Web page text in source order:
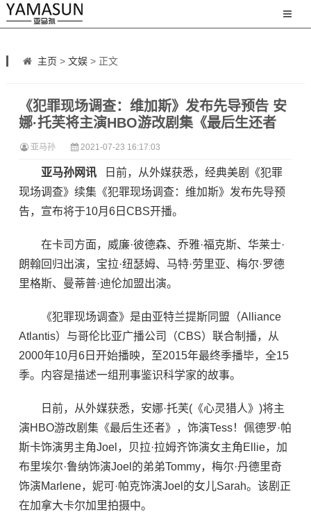
主页 > 文娱> 正文
《犯罪现场调查：维加斯》发布先导预告 安
娜·托芙将主演HBO游改剧集《最后生还者
亚马孙 2021-07-23 16:17:03
亚马孙网讯
日前，从外媒获悉，经典美剧《犯罪
现场调查》续集《犯罪现场调查：维加斯》发布先导预
告，宣布将于10月6日CBS开播。
在卡司方面，威廉·彼德森、乔雅·福克斯、华莱士·
朗翰回归出演，宝拉·纽瑟姆、马特·劳里亚、梅尔·罗德
里格斯、曼蒂普·迪伦加盟出演。
《犯罪现场调查》是由亚特兰提斯同盟（Alliance
Atlantis）与哥伦比亚广播公司（CBS）联合制播，从
2000年10月6日开始播映，至2015年最终季播毕，全15
季。内容是描述一组刑事鉴识科学家的故事。
日前，从外媒获悉，安娜·托芙(《心灵猎人》)将主
演HBO游改剧集《最后生还者》，饰演Tess！佩德罗·帕
斯卡饰演男主角Joel，贝拉·拉姆齐饰演女主角Ellie，加
布里埃尔·鲁纳饰演Joel的弟弟Tommy，梅尔·丹德里奇
饰演Marlene，妮可·帕克饰演Joel的女儿Sarah。该剧正
在加拿大卡尔加里拍摄中。